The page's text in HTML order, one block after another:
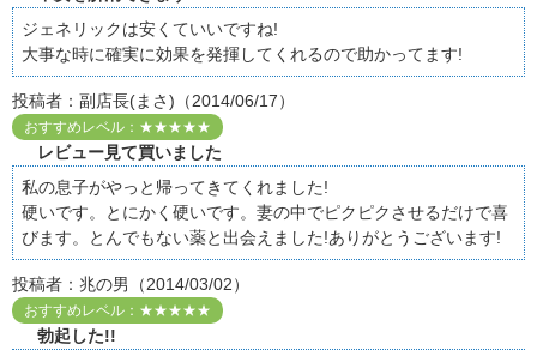
ジェネリックは安くていいですね!
大事な時に確実に効果を発揮してくれるので助かってます!
投稿者：副店長(まさ)（2014/06/17）
おすすめレベル：★★★★★
レビュー見て買いました
私の息子がやっと帰ってきてくれました!
硬いです。とにかく硬いです。妻の中でピクピクさせるだけで喜
びます。とんでもない薬と出会えました!ありがとうございます!
投稿者：兆の男（2014/03/02）
おすすめレベル：★★★★★
勃起した!!